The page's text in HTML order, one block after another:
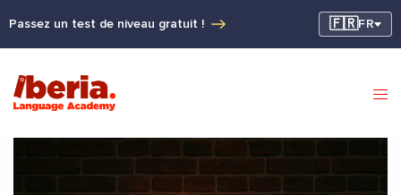
Passez un test de niveau gratuit ! 🇫🇷FR